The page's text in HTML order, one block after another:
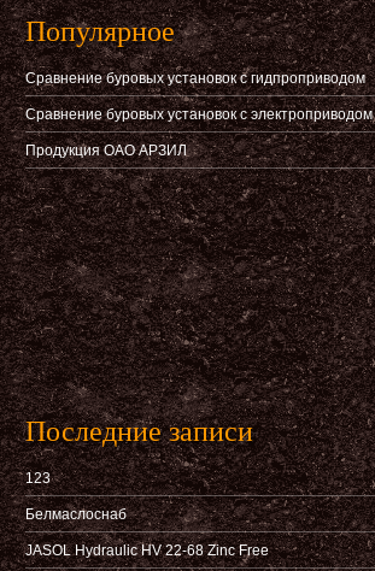
Популярное
Сравнение буровых установок с гидпроприводом
Сравнение буровых установок с электроприводом
Продукция ОАО АРЗИЛ
Последние записи
123
Белмаслоснаб
JASOL Hydraulic HV 22-68 Zinc Free